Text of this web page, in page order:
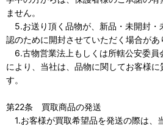
ません。
5.お送り頂く品物が、新品・未開封・
認のために開封させていただく場合があ
6.古物営業法上もしくは所轄公安委員
により、当社は、品物に関してお客様に
す。
第22条 買取商品の発送
1.お客様が買取希望品を発送の際は、